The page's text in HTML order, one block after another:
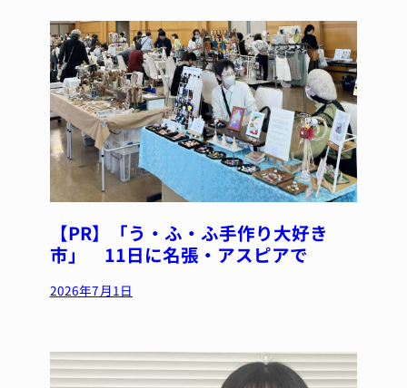
【PR】「う・ふ・ふ手作り大好き
市」 11日に名張・アスピアで
2026年7月1日